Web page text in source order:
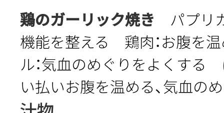
鶏のガーリック焼き パプリ
機能を整える 鶏肉：お腹を
ル：気血のめぐりをよくする
い払いお腹を温める、気血の